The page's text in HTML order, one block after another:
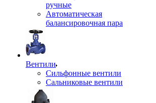
ручные
Автоматическая
балансировочная пара
Вентили
Сильфонные вентили
Сальниковые вентили